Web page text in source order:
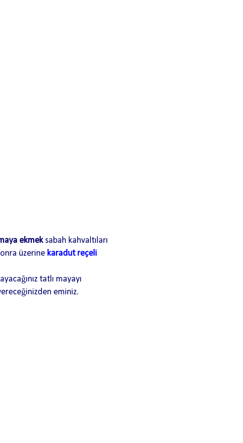
ekmeksabah kahvaltıları
üzerine karadut reçeli
tatlı mayayı
eminiz.